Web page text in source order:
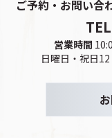
ご予約・お問い合
TEL
営業時間
日曜日・祝日